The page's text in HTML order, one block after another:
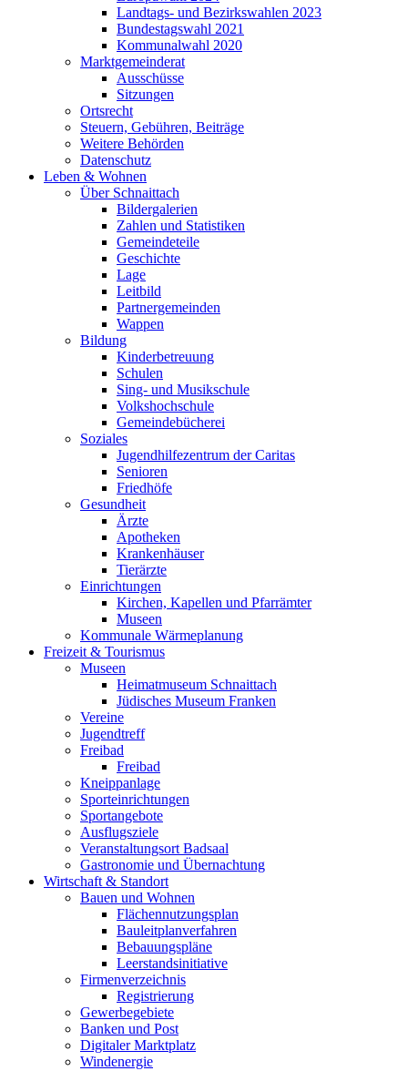
Landtags- und Bezirkswahlen 2023
Bundestagswahl 2021
Kommunalwahl 2020
Marktgemeinderat
Ausschüsse
Sitzungen
Ortsrecht
Steuern, Gebühren, Beiträge
Weitere Behörden
Datenschutz
Leben & Wohnen
Über Schnaittach
Bildergalerien
Zahlen und Statistiken
Gemeindeteile
Geschichte
Lage
Leitbild
Partnergemeinden
Wappen
Bildung
Kinderbetreuung
Schulen
Sing- und Musikschule
Volkshochschule
Gemeindebücherei
Soziales
Jugendhilfezentrum der Caritas
Senioren
Friedhöfe
Gesundheit
Ärzte
Apotheken
Krankenhäuser
Tierärzte
Einrichtungen
Kirchen, Kapellen und Pfarrämter
Museen
Kommunale Wärmeplanung
Freizeit & Tourismus
Museen
Heimatmuseum Schnaittach
Jüdisches Museum Franken
Vereine
Jugendtreff
Freibad
Freibad
Kneippanlage
Sporteinrichtungen
Sportangebote
Ausflugsziele
Veranstaltungsort Badsaal
Gastronomie und Übernachtung
Wirtschaft & Standort
Bauen und Wohnen
Flächennutzungsplan
Bauleitplanverfahren
Bebauungspläne
Leerstandsinitiative
Firmenverzeichnis
Registrierung
Gewerbegebiete
Banken und Post
Digitaler Marktplatz
Windenergie